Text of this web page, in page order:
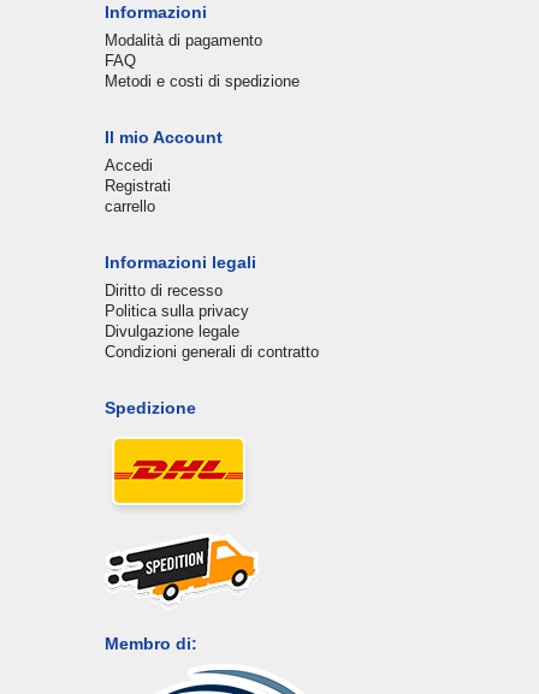
Informazioni
Modalità di pagamento
FAQ
Metodi e costi di spedizione
Il mio Account
Accedi
Registrati
carrello
Informazioni legali
Diritto di recesso
Politica sulla privacy
Divulgazione legale
Condizioni generali di contratto
Spedizione
Membro di: